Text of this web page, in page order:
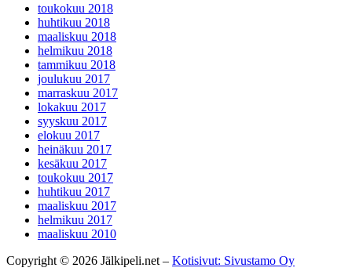
toukokuu 2018
huhtikuu 2018
maaliskuu 2018
helmikuu 2018
tammikuu 2018
joulukuu 2017
marraskuu 2017
lokakuu 2017
syyskuu 2017
elokuu 2017
heinäkuu 2017
kesäkuu 2017
toukokuu 2017
huhtikuu 2017
maaliskuu 2017
helmikuu 2017
maaliskuu 2010
Copyright © 2026 Jälkipeli.net – Kotisivut: Sivustamo Oy